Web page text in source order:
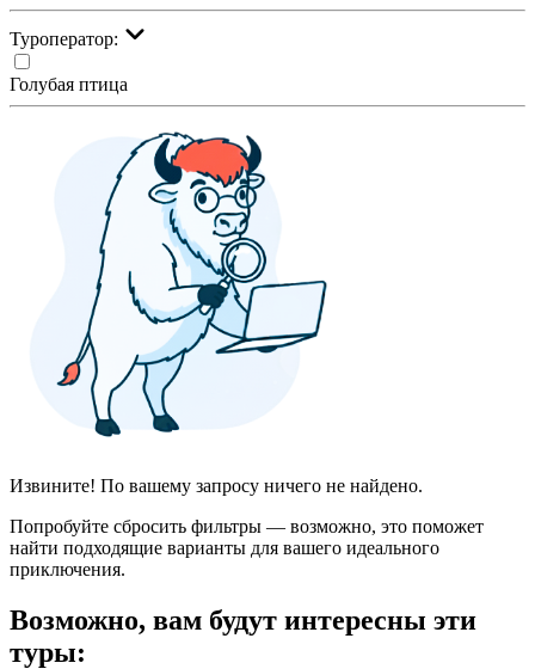
Туроператор:
Голубая птица
Извините! По вашему запросу ничего не найдено.
Попробуйте сбросить фильтры — возможно, это поможет
найти подходящие варианты для вашего идеального
приключения.
Возможно, вам будут интересны эти
туры: